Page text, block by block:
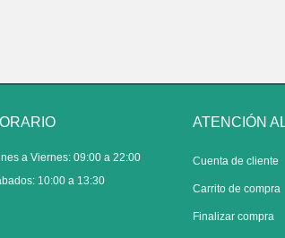
a Viernes: 09:00 a 22:00
10:00 a 13:30
ATENCIÓN
Cuenta de cliente
Carrito de compra
Finalizar compra